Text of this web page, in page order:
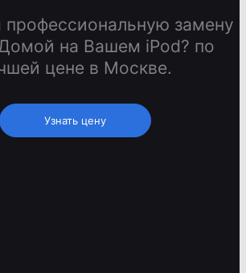
замену
на Вашем iPod? по
цене в Москве.
Узнать цену